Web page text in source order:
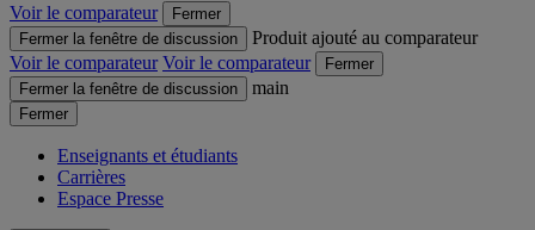
Voir le comparateur
Fermer
Fermer la fenêtre de discussion
Produit ajouté au comparateur
Voir le comparateur Voir le comparateur
Fermer
Fermer la fenêtre de discussion
main
Fermer
Enseignants et étudiants
Carrières
Espace Presse